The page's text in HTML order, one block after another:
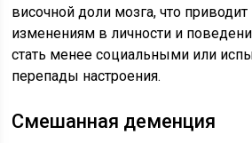
височной доли мозга, что
изменениям в личности и
стать менее социальными или
перепады настроения.
Смешанная деменция